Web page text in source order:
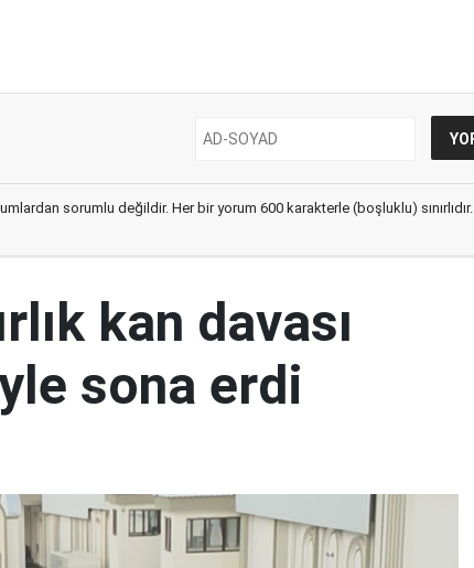
sorumlu değildir. Her bir yorum 600 karakterle (boşluklu) sınırlıdır.
kan davası
sona erdi